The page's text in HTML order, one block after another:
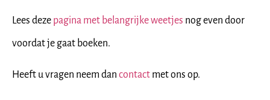
Lees deze pagina met belangrijke weetjes nog even door
voordat je gaat boeken.
Heeft u vragen neem dan contact met ons op.